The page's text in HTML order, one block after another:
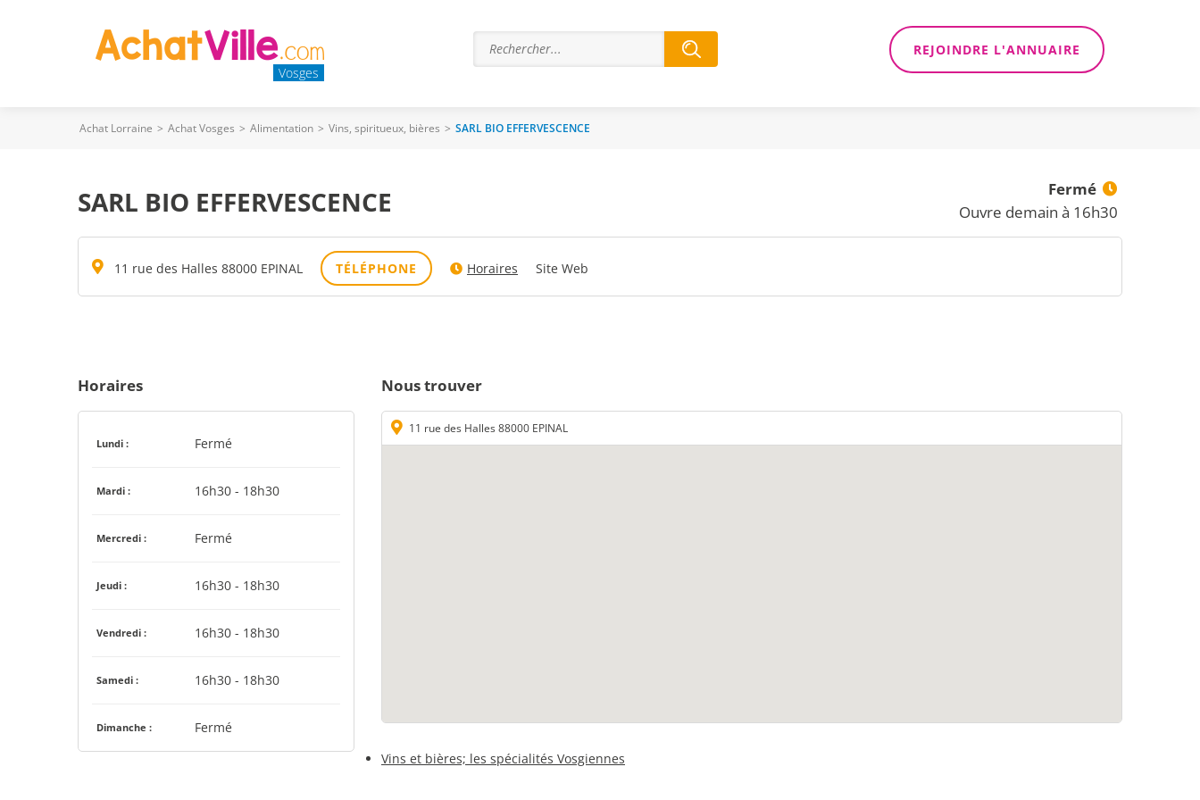
Vosges
REJOINDRE L'ANNUAIRE
Achat Lorraine > Achat Vosges > Alimentation > Vins, spiritueux, bières > SARL BIO EFFERVESCENCE
SARL BIO EFFERVESCENCE
Fermé
Ouvre demain à 16h30
11 rue des Halles 88000 EPINAL TÉLÉPHONE Horaires Site Web
Horaires
Lundi : Fermé
Mardi : 16h30 - 18h30
Mercredi : Fermé
Jeudi : 16h30 - 18h30
Vendredi : 16h30 - 18h30
Samedi : 16h30 - 18h30
Dimanche : Fermé
Nous trouver
11 rue des Halles 88000 EPINAL
Vins et bières; les spécialités Vosgiennes